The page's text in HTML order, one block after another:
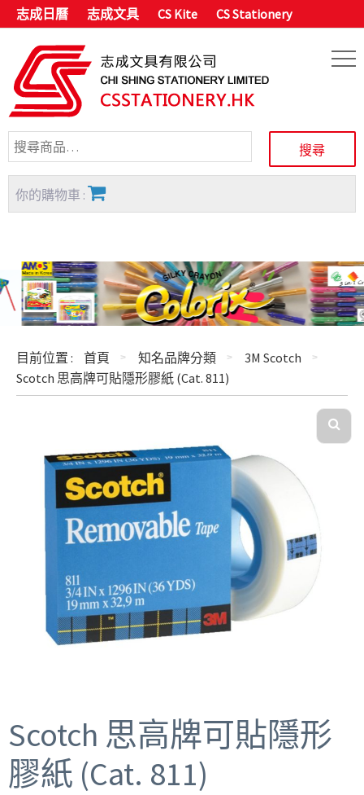
志成日曆 志成文具 CS Kite CS Stationery
你的購物車 :
目前位置 : 首頁 知名品牌分類
3M Scotch
Scotch 思高牌可貼隱形膠紙 (Cat. 811)
Scotch 思高牌可貼隱形
膠紙 (Cat. 811)